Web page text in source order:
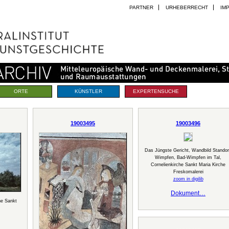
PARTNER URHEBERRECHT
ORTE KÜNSTLER EXPERTENSUCHE
Sankt
19003495 19003496
Das Jüngste Gericht, Wandbild
Wimpfen, Bad-Wimpfen im Tal,
Cornelienkirche Sankt Maria Kirche
Freskomalerei
zoom in digilib
Dokument…